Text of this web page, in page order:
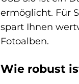
ermöglicht. Für
spart Ihnen
Fotoalben.
Wie robust